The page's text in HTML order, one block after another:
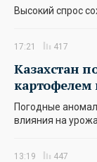
Высокий спрос
17:21 417
Казахстан
картофелем
Погодные
влияния на
13:19 447